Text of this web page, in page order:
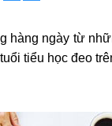
ngày từ
tiểu học đeo